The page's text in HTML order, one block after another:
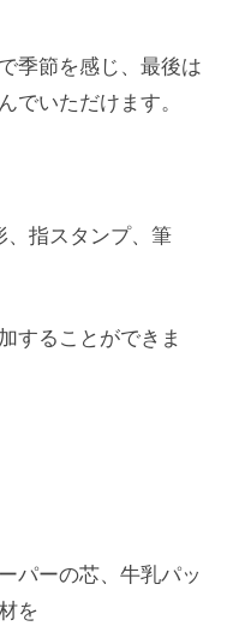
季節を感じ、最後は
でいただけます。
、指スタンプ、筆
することができま
パーの芯、牛乳パッ
を